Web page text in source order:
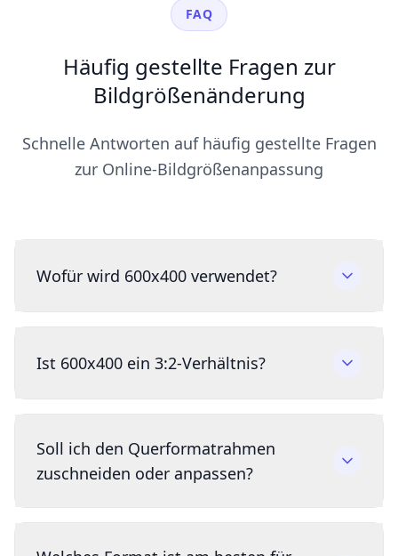
FAQ
Häufig gestellte Fragen zur
Bildgrößenänderung
Schnelle Antworten auf häufig gestellte Fragen
zur Online-Bildgrößenanpassung
Wofür wird 600x400 verwendet?
Ist 600x400 ein 3:2-Verhältnis?
Soll ich den Querformatrahmen
zuschneiden oder anpassen?